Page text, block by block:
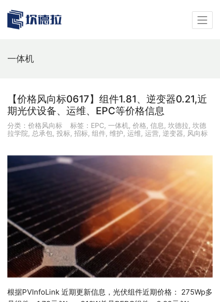
一体机
【价格风向标0617】组件1.81、逆变器0.21,近
期光伏设备、运维、EPC等价格信息
分类： 价格风向标 标签： EPC, 一体机, 价格, 信息 , 坎德拉, 坎德
拉学院, 总承包, 投标, 招标, 组件, 维护, 运维, 运营, 逆变器, 风向标
根据PVInfoLink 近期更新信息，光伏组件近期价格： 275Wp多